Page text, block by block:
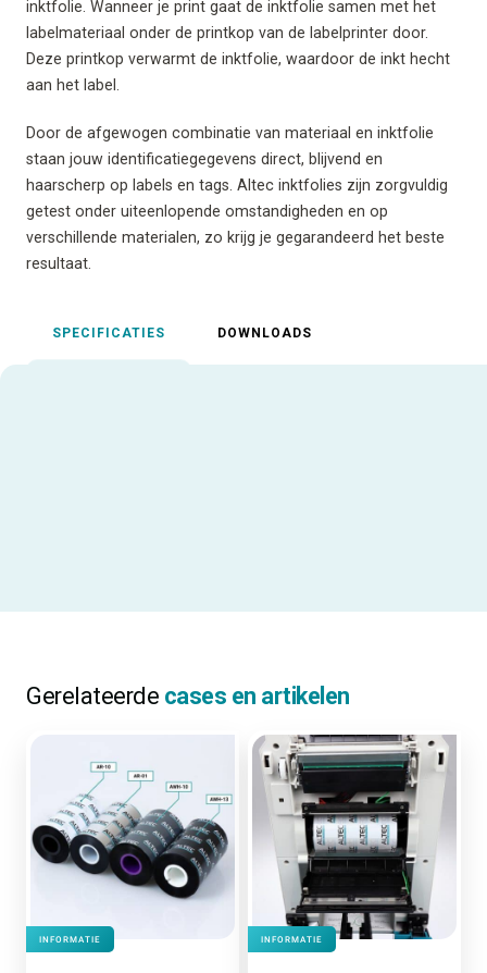
inktfolie. Wanneer je print gaat de inktfolie samen met het
labelmateriaal onder de printkop van de labelprinter door.
Deze printkop verwarmt de inktfolie, waardoor de inkt hecht
aan het label.
Door de afgewogen combinatie van materiaal en inktfolie
staan jouw identificatiegegevens direct, blijvend en
haarscherp op labels en tags. Altec inktfolies zijn zorgvuldig
getest onder uiteenlopende omstandigheden en op
verschillende materialen, zo krijg je gegarandeerd het beste
resultaat.
SPECIFICATIES DOWNLOADS
Gerelateerde cases en artikelen
INFORMATIE INFORMATIE